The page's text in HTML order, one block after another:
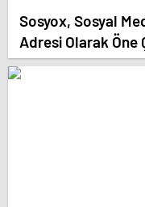
Sosyox, Sosyal
Adresi Olarak Öne